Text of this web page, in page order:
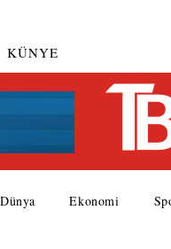
KÜNYE
Dünya Ekonomi